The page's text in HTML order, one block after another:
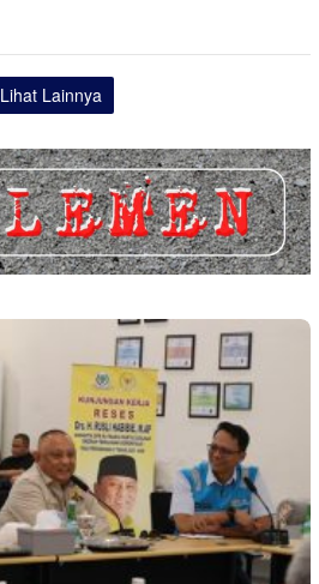
Lihat Lainnya